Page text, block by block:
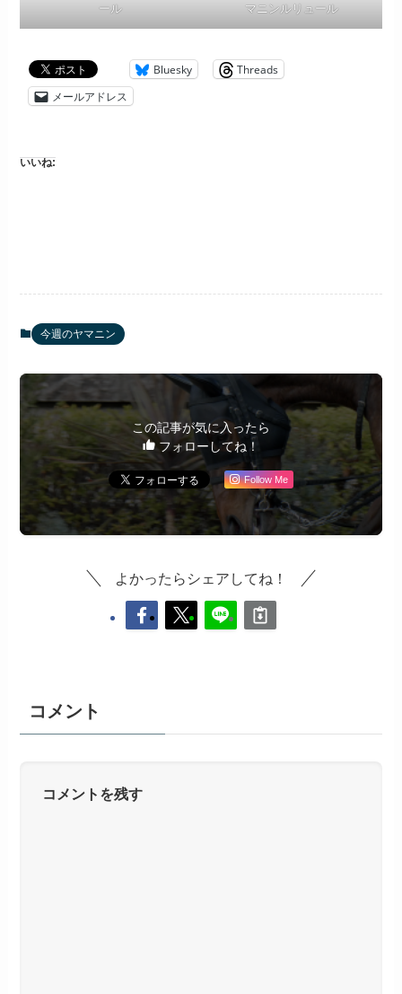
ール
マニンルリュール
Bluesky
Threads
メールアドレス
いいね:
今週のヤマニン
この記事が気に入ったら
フォローしてね！
Follow Me
よかったらシェアしてね！
コメント
コメントを残す